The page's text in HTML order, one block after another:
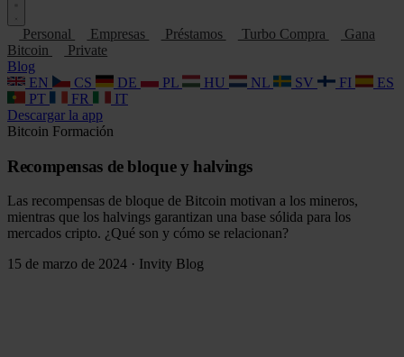
Personal Empresas Préstamos Turbo Compra
Gana
Bitcoin
Private
Blog
EN
CS DE PL HU NL SV FI
ES
PT
FR
IT
Descargar la app
Bitcoin Formación
Recompensas de bloque y halvings
Las recompensas de bloque de Bitcoin motivan a los mineros,
mientras que los halvings garantizan una base sólida para los
mercados cripto. ¿Qué son y cómo se relacionan?
15 de marzo de 2024 · Invity Blog